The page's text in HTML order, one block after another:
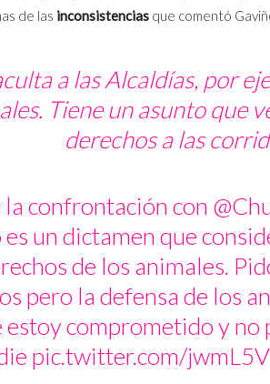
de las inconsistencias que comentó
a las Alcaldías, por
Tiene un asunto que
derechos a las
la confrontación con
un dictamen que
de los animales.
pero la defensa de los
estoy comprometido y
pic.twitter.com/